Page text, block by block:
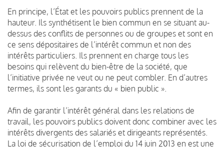
En principe, l’État et les pouvoirs publics prennent de la
hauteur. Ils synthétisent le bien commun en se situant au-
dessus des conflits de personnes ou de groupes et sont en
ce sens dépositaires de l’intérêt commun et non des
intérêts particuliers. Ils prennent en charge tous les
besoins qui relèvent du bien-être de la société, que
l’initiative privée ne veut ou ne peut combler. En d’autres
termes, ils sont les garants du « bien public ».
Afin de garantir l’intérêt général dans les relations de
travail, les pouvoirs publics doivent donc combiner avec les
intérêts divergents des salariés et dirigeants représentés.
La loi de sécurisation de l’emploi du 14 juin 2013 en est une